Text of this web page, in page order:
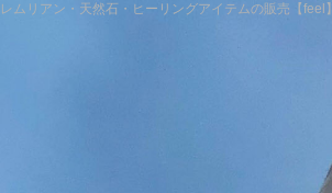
レムリアン・天然石・ヒーリングアイテムの販売【feel】